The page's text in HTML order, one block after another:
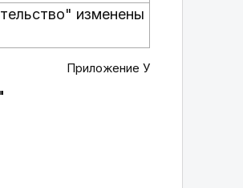
изменены
Приложение У